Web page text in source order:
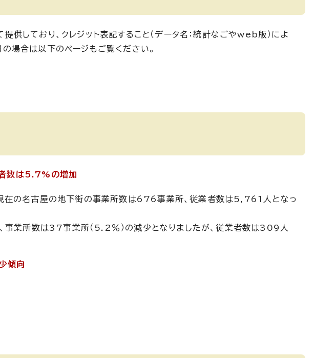
供しており、クレジット表記すること（データ名：統計なごやweb版）によ
場合は以下のページもご覧ください。
数は5.7%の増加
在の名古屋の地下街の事業所数は676事業所、従業者数は5,761人となっ
事業所数は37事業所（5.2％）の減少となりましたが、従業者数は309人
傾向